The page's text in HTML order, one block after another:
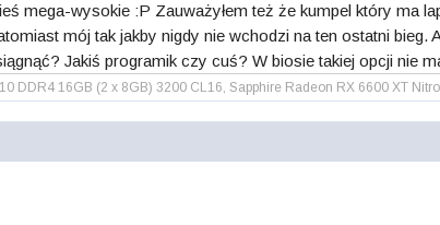
mega-wysokie :P Zauważyłem też że kumpel który ma
mój tak jakby nigdy nie wchodzi na ten ostatni bieg.
Jakiś programik czy cuś? W biosie takiej opcji nie
DDR4 16GB (2 x 8GB) 3200 CL16, Sapphire Radeon RX 6600 XT Nitro